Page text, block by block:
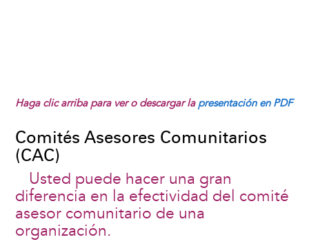
Haga clic arriba para ver o descargar la presentación en PDF
Comités Asesores Comunitarios
(CAC)
Usted puede hacer una gran
diferencia en la efectividad del comité
asesor comunitario de una
organización.